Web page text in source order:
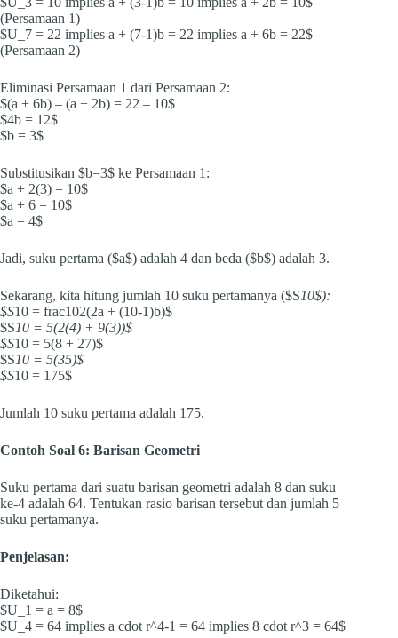
(Persamaan 1)
$U_7 = 22 implies a + (7-1)b = 22 implies a + 6b = 22$
(Persamaan 2)
Eliminasi Persamaan 1 dari Persamaan 2:
$(a + 6b) – (a + 2b) = 22 – 10$
$4b = 12$
$b = 3$
Substitusikan $b=3$ ke Persamaan 1:
$a + 2(3) = 10$
$a + 6 = 10$
$a = 4$
Jadi, suku pertama ($a$) adalah 4 dan beda ($b$) adalah 3.
Sekarang, kita hitung jumlah 10 suku pertamanya ($S10$):
$S10 = frac102(2a + (10-1)b)$
$S10 = 5(2(4) + 9(3))$
$S10 = 5(8 + 27)$
$S10 = 5(35)$
$S10 = 175$
Jumlah 10 suku pertama adalah 175.
Contoh Soal 6: Barisan Geometri
Suku pertama dari suatu barisan geometri adalah 8 dan suku
ke-4 adalah 64. Tentukan rasio barisan tersebut dan jumlah 5
suku pertamanya.
Penjelasan:
Diketahui:
$U_1 = a = 8$
$U_4 = 64 implies a cdot r^4-1 = 64 implies 8 cdot r^3 = 64$